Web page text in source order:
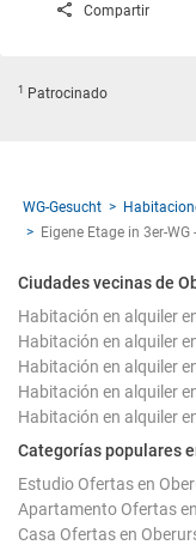
Compartir
1 Patrocinado
WG-Gesucht
Eigene Etage in 3er-
Ciudades vecinas de
Habitación en alquiler
Habitación en alquiler
Habitación en alquiler
Habitación en alquiler
Habitación en alquiler
Categorías populares
Estudio Ofertas en
Apartamento Ofertas
Casa Ofertas en